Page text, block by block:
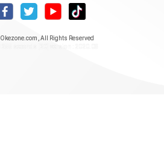
Okezone.com , All Rights Reserved